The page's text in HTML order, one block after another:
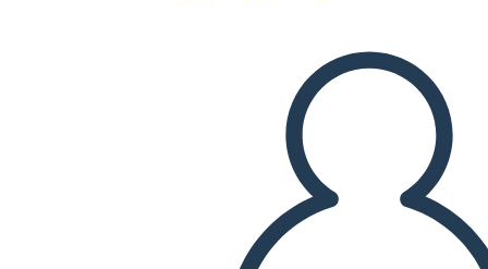
SPILLE AV LYSBILDEFREMVISNING
LES FOR MEG